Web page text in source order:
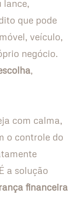
lance,
que pode
veículo,
negócio.
,
com calma,
o controle do
a solução
financeira